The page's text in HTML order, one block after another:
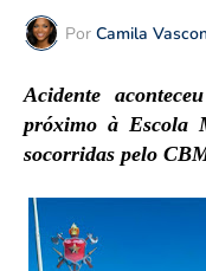
Por Camila
Acidente
próximo à Escola
socorridas pelo